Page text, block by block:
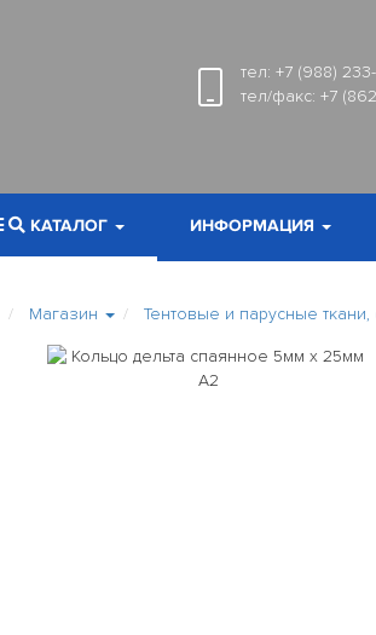
тел: +7 (988)
тел/факс: +7
КАТАЛОГ ИНФОРМАЦИЯ
Магазин Тентовые и парусные ткани,